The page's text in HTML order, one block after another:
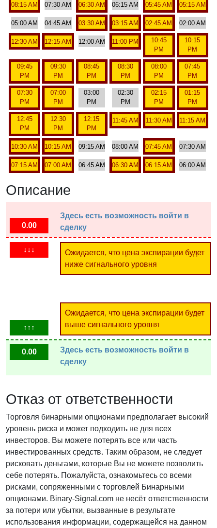
08:15 AM 07:30 AM 06:30 AM 06:15 AM 05:45 AM 05:15 AM
05:00 AM 04:45 AM 03:30 AM 03:15 AM 02:45 AM 02:00 AM
12:30 AM 12:15 AM 12:00 AM 11:00 PM
10:45
PM
10:15
PM
09:45
PM
09:30
PM
08:45
PM
08:30
PM
08:00
PM
07:45
PM
07:30
PM
07:00
PM
03:00
PM
02:30
PM
02:15
PM
01:15
PM
12:45
PM
12:30
PM
12:15
PM
11:45 AM 11:30 AM 11:15 AM
10:30 AM 10:15 AM 09:15 AM 08:00 AM 07:45 AM 07:30 AM
07:15 AM 07:00 AM 06:45 AM 06:30 AM 06:15 AM 06:00 AM
Описание
0.00
Здесь есть возможность войти в
сделку
↓↓↓
Ожидается, что цена экспирации будет
ниже сигнального уровня
↑↑↑
Ожидается, что цена экспирации будет
выше сигнального уровня
0.00
Здесь есть возможность войти в
сделку
Отказ от ответственности
Торговля бинарными опционами предполагает высокий
уровень риска и может подходить не для всех
инвесторов. Вы можете потерять все или часть
инвестированных средств. Таким образом, не следует
рисковать деньгами, которые Вы не можете позволить
себе потерять. Пожалуйста, ознакомьтесь со всеми
рисками, сопряженными с торговлей Бинарными
опционами. Binary-Signal.com не несёт ответственности
за потери или убытки, вызванные в результате
использования информации, содержащейся на данном